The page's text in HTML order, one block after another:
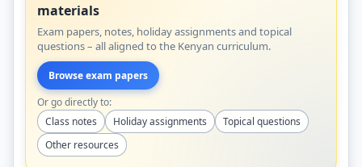
materials
Exam papers, notes, holiday assignments and topical
questions – all aligned to the Kenyan curriculum.
Browse exam papers
Or go directly to:
Class notes
Holiday assignments
Topical questions
Other resources